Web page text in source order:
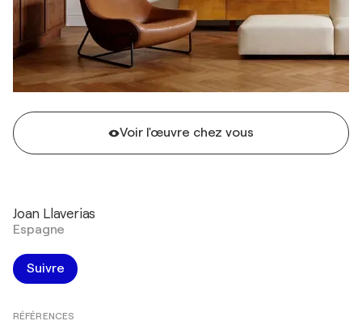
Voir l'œuvre chez vous
Joan Llaverias
Espagne
Suivre
RÉFÉRENCES